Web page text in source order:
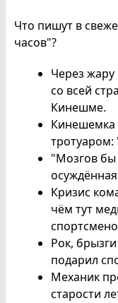
Что пишут в
часов"?
Через
со всей
Кинешме.
Кинешемка
"Мозгов
осуждённая
Кризис
чём тут
Рок,
подарил
Механик
старости